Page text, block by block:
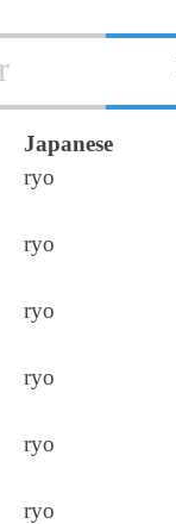
Japanese
ryo
ryo
ryo
ryo
ryo
ryo